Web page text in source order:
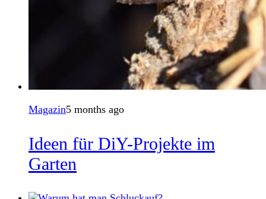
Magazin5 months ago
Ideen für DiY-Projekte im
Garten